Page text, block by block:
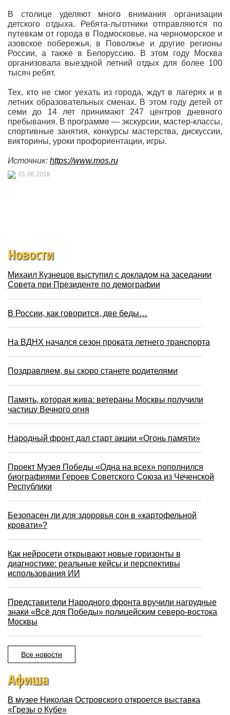
В столице уделяют много внимания организации
детского отдыха. Ребята-льготники отправляются по
путевкам от города в Подмосковье, на черноморское и
азовское побережья, в Поволжье и другие регионы
России, а также в Белоруссию. В этом году Москва
организовала выездной летний отдых для более 100
тысяч ребят.
Тех, кто не смог уехать из города, ждут в лагерях и в
летних образовательных сменах. В этом году детей от
семи до 14 лет принимают 247 центров дневного
пребывания. В программе — экскурсии, мастер-классы,
спортивные занятия, конкурсы мастерства, дискуссии,
викторины, уроки профориентации, игры.
Источник: https://www.mos.ru
01.06.2018
Новости
Михаил Кузнецов выступил с докладом на заседании
Совета при Президенте по демографии
В России, как говорится, две беды…
На ВДНХ начался сезон проката летнего транспорта
Поздравляем, вы скоро станете родителями
Память, которая жива: ветераны Москвы получили
частицу Вечного огня
Народный фронт дал старт акции «Огонь памяти»
Проект Музея Победы «Одна на всех» пополнился
биографиями Героев Советского Союза из Чеченской
Республики
Безопасен ли для здоровья сон в «картофельной
кровати»?
Как нейросети открывают новые горизонты в
диагностике: реальные кейсы и перспективы
использования ИИ
Представители Народного фронта вручили нагрудные
знаки «Всё для Победы» полицейским северо-востока
Москвы
Все новости
Афиша
В музее Николая Островского откроется выставка
«Грезы о Кубе»